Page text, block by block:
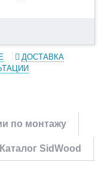
ДОСТАВКА
по монтажу
Каталог SidWood